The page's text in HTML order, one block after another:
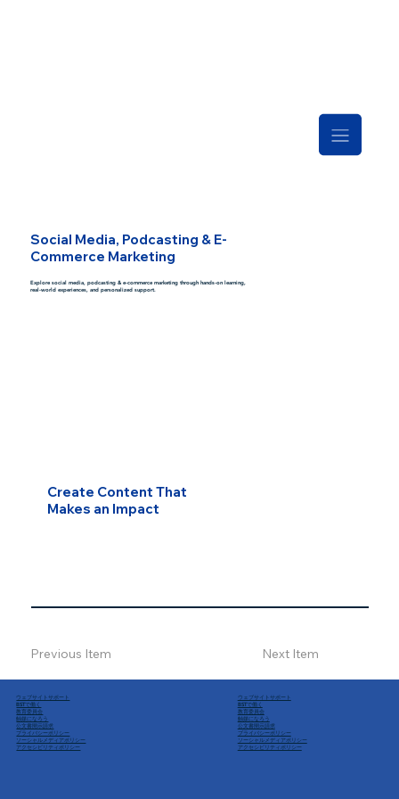
Social Media, Podcasting & E-
Commerce Marketing
Explore social media, podcasting & e-commerce marketing through hands-on learning,
real-world experiences, and personalized support.
Create Content That
Makes an Impact
Previous Item Next Item
ウェブサイトサポート
BSTで働く
教育委員会
触媒になろう
公文書開示請求
プライバシーポリシー
ソーシャルメディアポリシー
アクセシビリティポリシー
ウェブサイトサポート
BSTで働く
教育委員会
触媒になろう
公文書開示請求
プライバシーポリシー
ソーシャルメディアポリシー
アクセシビリティポリシー